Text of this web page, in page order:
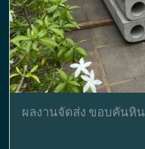
ผลงานจัดส่ง ขอบคันหิน